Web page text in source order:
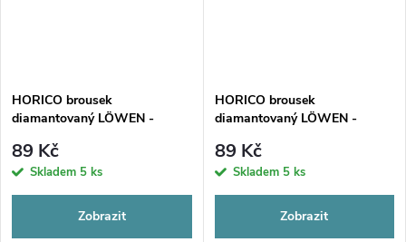
HORICO brousek
diamantovaný LÖWEN -
89 Kč
Skladem 5 ks
Zobrazit
HORICO brousek
diamantovaný LÖWEN -
89 Kč
Skladem 5 ks
Zobrazit